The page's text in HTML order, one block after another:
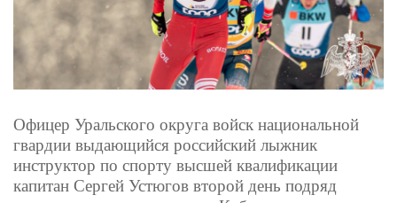
Офицер Уральского округа войск национальной
гвардии выдающийся российский лыжник
инструктор по спорту высшей квалификации
капитан Сергей Устюгов второй день подряд